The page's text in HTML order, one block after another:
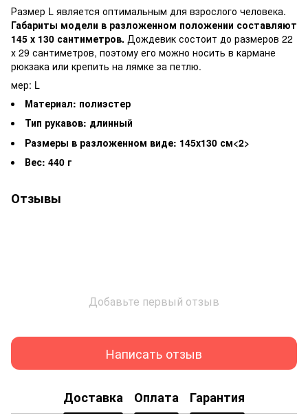
Размер L является оптимальным для взрослого человека.
Габариты модели в разложенном положении составляют
145 х 130 сантиметров. Дождевик состоит до размеров 22
х 29 сантиметров, поэтому его можно носить в кармане
рюкзака или крепить на лямке за петлю.
мер: L
Материал: полиэстер
Тип рукавов: длинный
Размеры в разложенном виде: 145х130 см<2>
Вес: 440 г
Отзывы
Добавьте первый отзыв
Написать отзыв
Доставка Оплата Гарантия